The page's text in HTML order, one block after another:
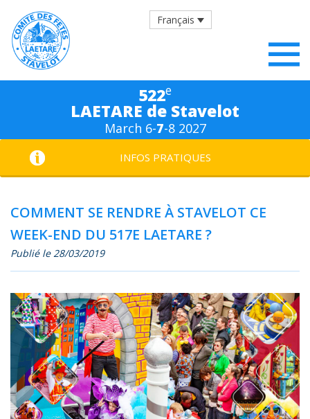
Français
522e
LAETARE de Stavelot
March 6-7-8 2027
INFOS PRATIQUES
COMMENT SE RENDRE À STAVELOT CE
WEEK-END DU 517E LAETARE ?
Publié le 28/03/2019